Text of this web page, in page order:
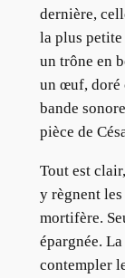
dernière,
la plus petite
un trône en
un œuf, doré
bande
pièce de
Tout est
y règnent
mortifère.
épargnée.
contempler